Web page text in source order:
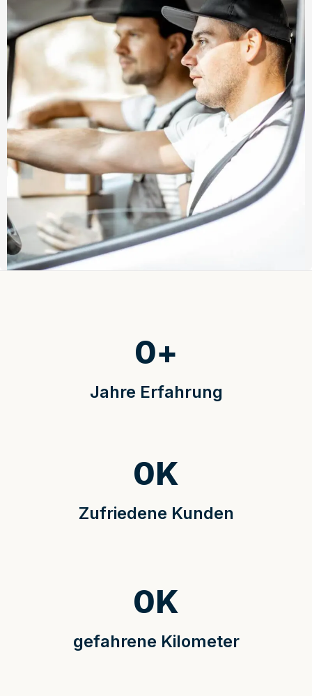
Jahre Erfahrung
0+
Zufriedene Kunden
0K
gefahrene Kilometer
0K